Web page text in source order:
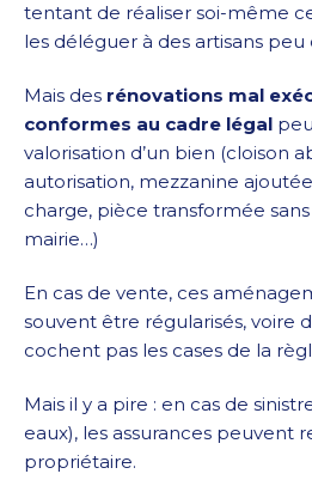
tentant de réaliser soi-même
les déléguer à des artisans peu
Mais des rénovations mal
conformes au cadre légal
valorisation d’un bien (cloison
autorisation, mezzanine
charge, pièce transformée
mairie…)
En cas de vente, ces
souvent être régularisés, voire
cochent pas les cases de la
Mais il y a pire : en cas de
eaux), les assurances peuvent
propriétaire.